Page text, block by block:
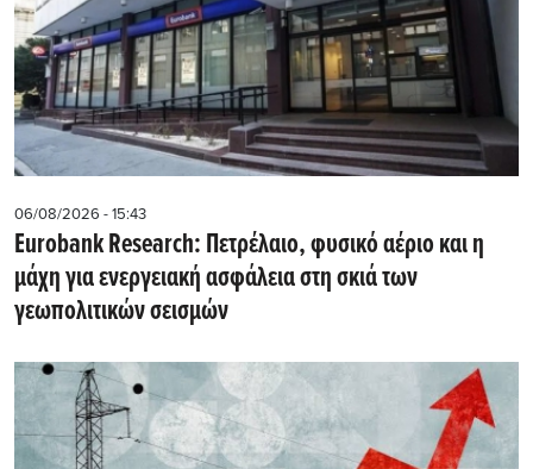
06/08/2026 - 15:43
Eurobank Research: Πετρέλαιο, φυσικό αέριο και η
μάχη για ενεργειακή ασφάλεια στη σκιά των
γεωπολιτικών σεισμών